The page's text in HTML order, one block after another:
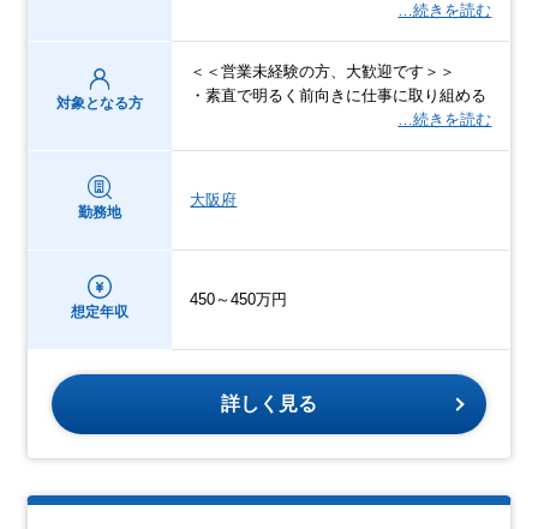
…続きを読む
対象となる方
＜＜営業未経験の方、大歓迎です＞＞
・素直で明るく前向きに仕事に取り組める
…続きを読む
勤務地
大阪府
想定年収
450～450万円
詳しく見る